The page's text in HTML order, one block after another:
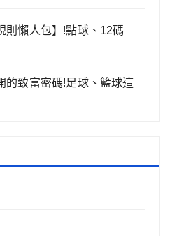
則懶人包】!點球、12碼
的致富密碼!足球、籃球這